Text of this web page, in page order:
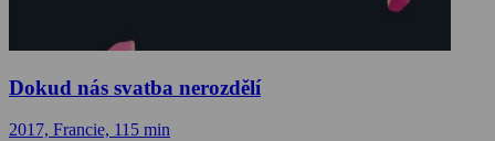
Dokud nás svatba nerozdělí
2017, Francie, 115 min